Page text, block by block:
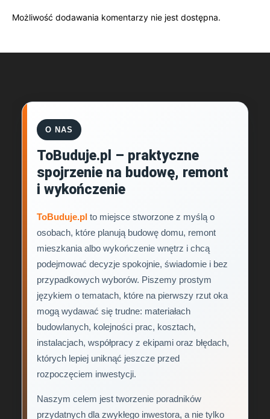
Możliwość dodawania komentarzy nie jest dostępna.
O NAS
ToBuduje.pl – praktyczne
spojrzenie na budowę, remont
i wykończenie
ToBuduje.pl to miejsce stworzone z myślą o
osobach, które planują budowę domu, remont
mieszkania albo wykończenie wnętrz i chcą
podejmować decyzje spokojnie, świadomie i bez
przypadkowych wyborów. Piszemy prostym
językiem o tematach, które na pierwszy rzut oka
mogą wydawać się trudne: materiałach
budowlanych, kolejności prac, kosztach,
instalacjach, współpracy z ekipami oraz błędach,
których lepiej uniknąć jeszcze przed
rozpoczęciem inwestycji.
Naszym celem jest tworzenie poradników
przydatnych dla zwykłego inwestora, a nie tylko